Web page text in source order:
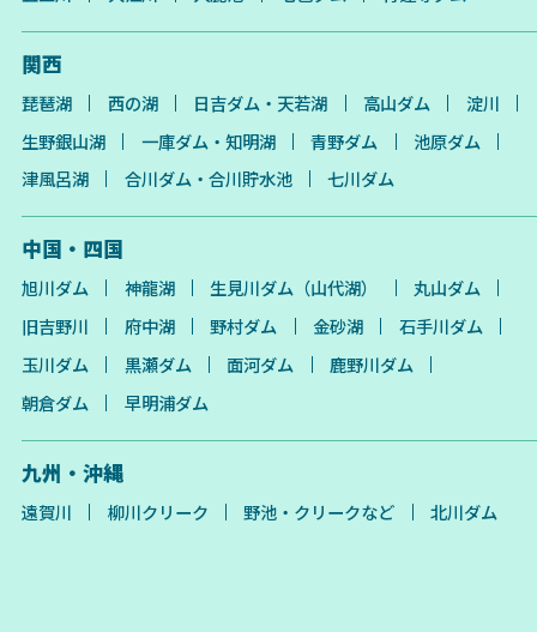
関西
琵琶湖 西の湖 日吉ダム・天若湖 高山ダム
淀川
生野銀山湖
一庫ダム・知明湖 青野ダム
池原ダム
津風呂湖
合川ダム・合川貯水池 七川ダム
中国・四国
旭川ダム 神龍湖 生見川ダム（山代湖）
丸山ダム
旧吉野川
府中湖 野村ダム 金砂湖
石手川ダム
玉川ダム
黒瀬ダム 面河ダム
鹿野川ダム
朝倉ダム
早明浦ダム
九州・沖縄
遠賀川 柳川クリーク 野池・クリークなど 北川ダム